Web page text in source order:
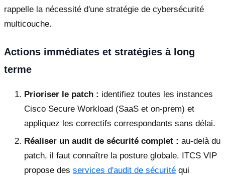
rappelle la nécessité d'une stratégie de cybersécurité
multicouche.
Actions immédiates et stratégies à long
terme
Prioriser le patch : identifiez toutes les instances
Cisco Secure Workload (SaaS et on-prem) et
appliquez les correctifs correspondants sans délai.
Réaliser un audit de sécurité complet : au-delà du
patch, il faut connaître la posture globale. ITCS VIP
propose des services d'audit de sécurité qui